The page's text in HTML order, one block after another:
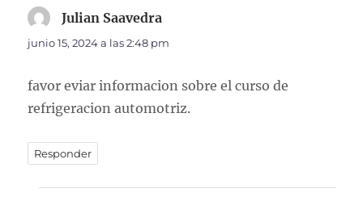
Julian Saavedra
junio 15, 2024 a las 2:48 pm
favor eviar informacion sobre el curso de
refrigeracion automotriz.
Responder